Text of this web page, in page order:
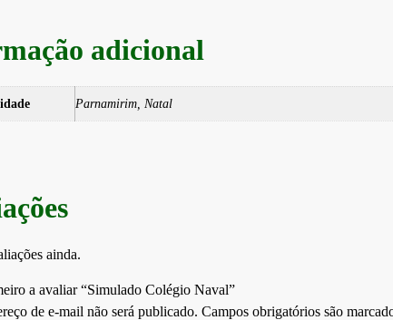
adicional
Parnamirim, Natal
ainda.
a avaliar “Simulado Colégio Naval”
de e-mail não será publicado. Campos obrigatórios são